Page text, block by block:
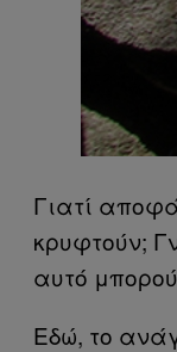
Γιατί
κρυφτούν;
αυτό
Εδώ, το